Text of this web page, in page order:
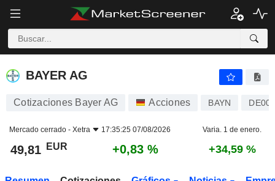
BAYER AG 49,81
BAYER AG
Cotizaciones Bayer AG Acciones BAYN
Mercado cerrado - Xetra 17:35:25 07/08/2026 Varia. 1 de enero.
49,81 EUR +0,83 % +34,59 %